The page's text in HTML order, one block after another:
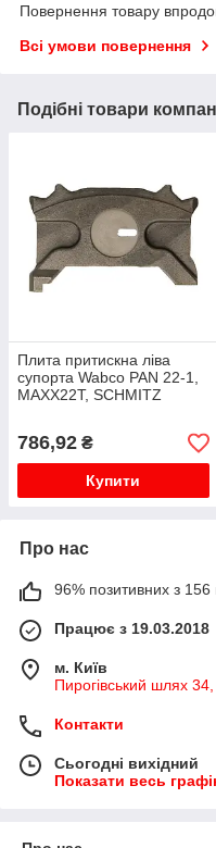
Повернення товару
Всі умови повернення
Подібні товари
Плита притискна ліва
супорта Wabco PAN 22-1,
MAXX22T, SCHMITZ
786,92 ₴
Купити
Про нас
96% позитивних з 156
Працює з 19.03.2018
м. Київ
Пирогівський шлях 34,
Контакти
Сьогодні вихідний
Показати весь